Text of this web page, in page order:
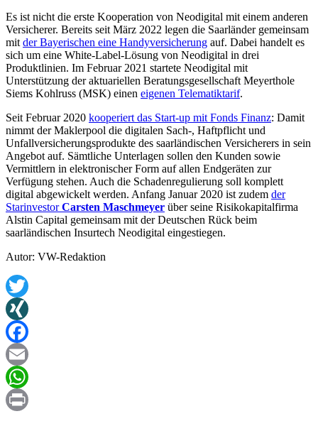
Es ist nicht die erste Kooperation von Neodigital mit einem anderen
Versicherer. Bereits seit März 2022 legen die Saarländer gemeinsam
mitder Bayerischen eine Handyversicherung auf. Dabei handelt es
sich um eine White-Label-Lösung von Neodigital in drei
Produktlinien. Im Februar 2021 startete Neodigital mit
Unterstützung der aktuariellen Beratungsgesellschaft Meyerthole
Siems Kohlruss (MSK) einen eigenen Telematiktarif.
Seit Februar 2020 kooperiert das Start-up mit Fonds Finanz: Damit
nimmt der Maklerpool die digitalen Sach-, Haftpflicht und
Unfallversicherungsprodukte des saarländischen Versicherers in sein
Angebot auf. Sämtliche Unterlagen sollen den Kunden sowie
Vermittlern in elektronischer Form auf allen Endgeräten zur
Verfügung stehen. Auch die Schadenregulierung soll komplett
digital abgewickelt werden. Anfang Januar 2020 ist zudem der
StarinvestorCarsten Maschmeyer über seine Risikokapitalfirma
Alstin Capital gemeinsam mit der Deutschen Rück beim
saarländischen Insurtech Neodigital eingestiegen.
Autor: VW-Redaktion
Twitter
XING
Facebook
Email
WhatsApp